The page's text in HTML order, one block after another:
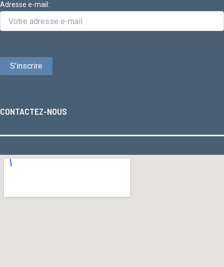
Adresse e-mail:
CONTACTEZ-NOUS